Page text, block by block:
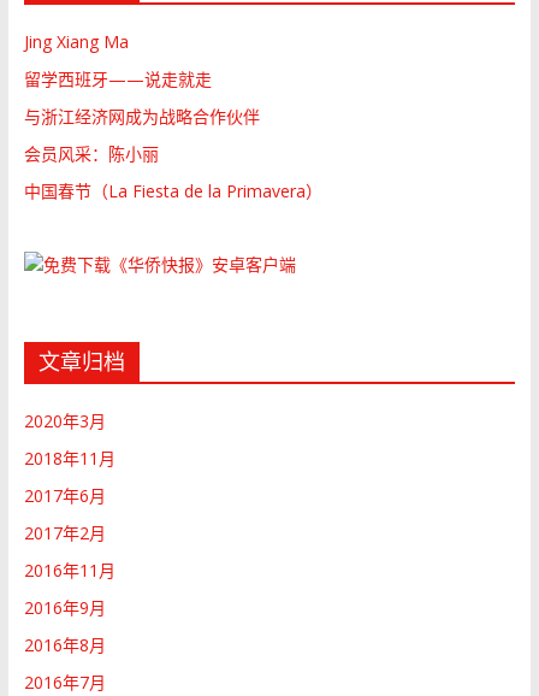
Jing Xiang Ma
留学西班牙——说走就走
与浙江经济网成为战略合作伙伴
会员风采：陈小丽
中国春节（La Fiesta de la Primavera）
文章归档
2020年3月
2018年11月
2017年6月
2017年2月
2016年11月
2016年9月
2016年8月
2016年7月